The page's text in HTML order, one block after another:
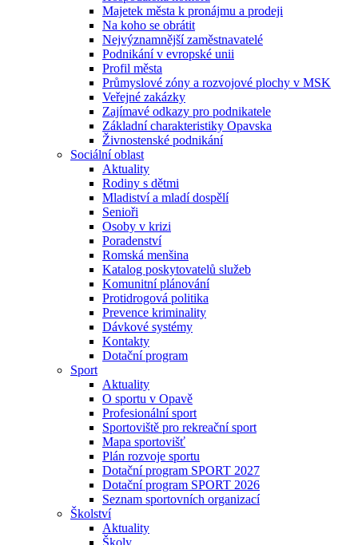
Majetek města k pronájmu a prodeji
Na koho se obrátit
Nejvýznamnější zaměstnavatelé
Podnikání v evropské unii
Profil města
Průmyslové zóny a rozvojové plochy v MSK
Veřejné zakázky
Zajímavé odkazy pro podnikatele
Základní charakteristiky Opavska
Živnostenské podnikání
Sociální oblast
Aktuality
Rodiny s dětmi
Mladiství a mladí dospělí
Senioři
Osoby v krizi
Poradenství
Romská menšina
Katalog poskytovatelů služeb
Komunitní plánování
Protidrogová politika
Prevence kriminality
Dávkové systémy
Kontakty
Dotační program
Sport
Aktuality
O sportu v Opavě
Profesionální sport
Sportoviště pro rekreační sport
Mapa sportovišť
Plán rozvoje sportu
Dotační program SPORT 2027
Dotační program SPORT 2026
Seznam sportovních organizací
Školství
Aktuality